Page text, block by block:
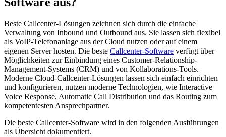
Beste Callcenter-Lösungen zeichnen sich durch die einfache
Verwaltung von Inbound und Outbound aus. Sie lassen sich flexibel
als VoIP-Telefonanlage aus der Cloud nutzen oder auf einem
eigenen Server hosten. Die beste Callcenter-Software verfügt über
Möglichkeiten zur Einbindung eines Customer-Relationship-
Management-Systems (CRM) und von Kollaborations-Tools.
Moderne Cloud-Callcenter-Lösungen lassen sich einfach einrichten
und konfigurieren, nutzen moderne Technologien, wie Interactive
Voice Response, Automatic Call Distribution und das Routing zum
kompetentesten Ansprechpartner.
Die beste Callcenter-Software wird in den folgenden Ausführungen
als Übersicht dokumentiert.